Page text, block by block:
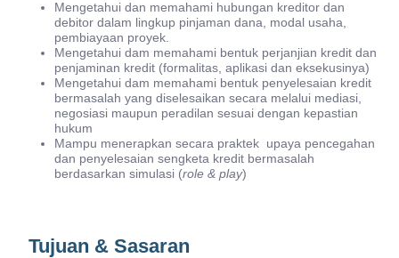
Mengetahui dan memahami hubungan kreditor dan
debitor dalam lingkup pinjaman dana, modal usaha,
pembiayaan proyek.
Mengetahui dam memahami bentuk perjanjian kredit dan
penjaminan kredit (formalitas, aplikasi dan eksekusinya)
Mengetahui dam memahami bentuk penyelesaian kredit
bermasalah yang diselesaikan secara melalui mediasi,
negosiasi maupun peradilan sesuai dengan kepastian
hukum
Mampu menerapkan secara praktek upaya pencegahan
dan penyelesaian sengketa kredit bermasalah
berdasarkan simulasi (role & play)
Tujuan & Sasaran